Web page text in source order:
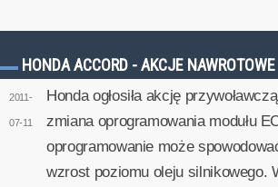
HONDA ACCORD - AKCJE NAWROTOWE
2011-
07-11
Honda ogłosiła akcję
zmiana oprogramowania modułu
oprogramowanie może
wzrost poziomu oleju silnikowego.